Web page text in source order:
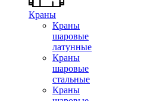
Краны
Краны
шаровые
латунные
Краны
шаровые
стальные
Краны